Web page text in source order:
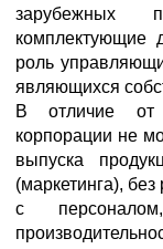
зарубежных
комплектующие
роль
являющихся
В отличие от
корпорации не
выпуска
(маркетинга),
с